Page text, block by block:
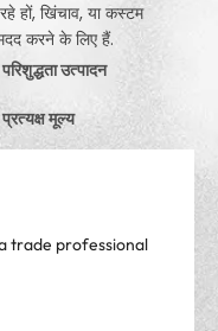
हों, खिंचाव, या कस्टम
करने के लिए हैं.
परिशुद्धता उत्पादन
प्रत्यक्ष मूल्य
trade professional